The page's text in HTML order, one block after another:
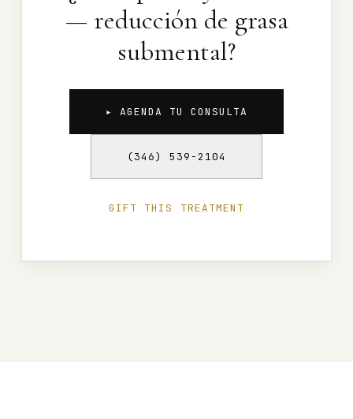
— reducción de grasa
submental?
▸ AGENDA TU CONSULTA
(346) 539-2104
GIFT THIS TREATMENT